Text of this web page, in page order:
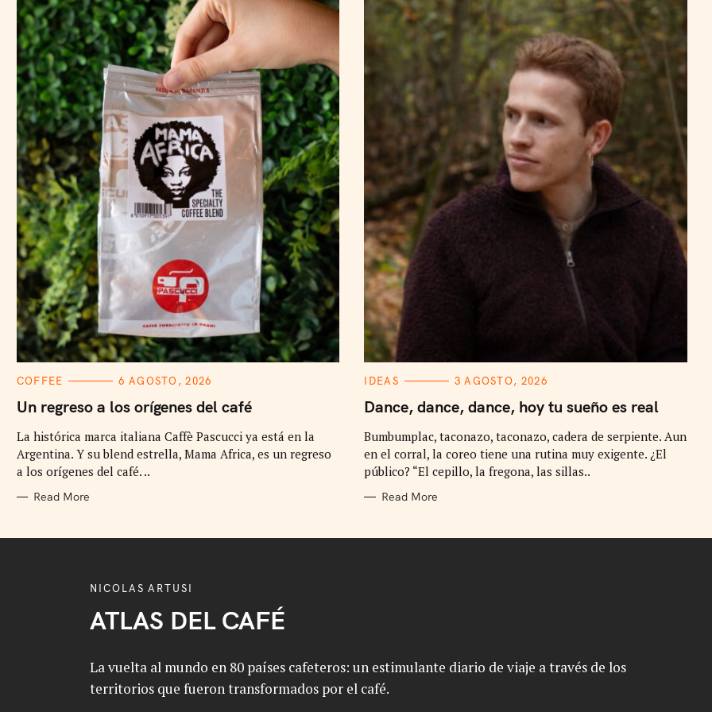
C
T
E
O
R
I
E
S
COFFEE 6 AGOSTO, 2026
Un regreso a los orígenes del café
La histórica marca italiana Caffè Pascucci ya está en la
Argentina. Y su blend estrella, Mama Africa, es un regreso
a los orígenes del café. ..
Read More
C
T
E
O
I
E
S
IDEAS 3 AGOSTO, 2026
Dance, dance, dance, hoy tu sueño es real
Bumbumplac, taconazo, taconazo, cadera de serpiente. Aun
en el corral, la coreo tiene una rutina muy exigente. ¿El
público? “El cepillo, la fregona, las sillas..
Read More
NICOLAS ARTUSI
ATLAS DEL CAFÉ
La vuelta al mundo en 80 países cafeteros: un estimulante diario de viaje a través de los
territorios que fueron transformados por el café.